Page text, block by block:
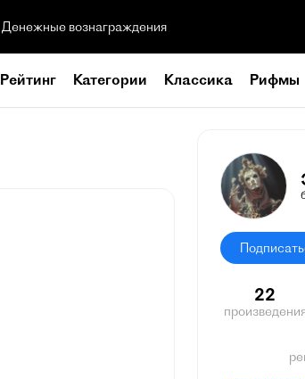
Денежные вознаграждения
Рейтинг Категории Классика Рифмы
22